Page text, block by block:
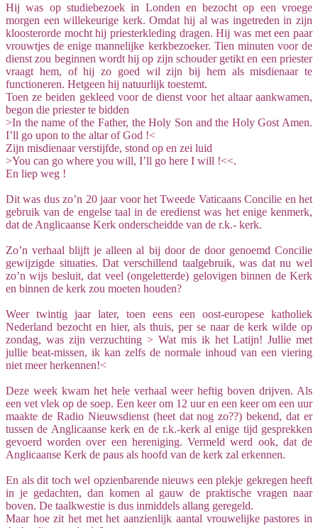
Hij was op studiebezoek in Londen en bezocht op een vroege
morgen een willekeurige kerk. Omdat hij al was ingetreden in zijn
kloosterorde mocht hij priesterkleding dragen. Hij was met een paar
vrouwtjes de enige mannelijke kerkbezoeker. Tien minuten voor de
dienst zou beginnen wordt hij op zijn schouder getikt en een priester
vraagt hem, of hij zo goed wil zijn bij hem als misdienaar te
functioneren. Hetgeen hij natuurlijk toestemt.
Toen ze beiden gekleed voor de dienst voor het altaar aankwamen,
begon die priester te bidden
>In the name of the Father, the Holy Son and the Holy Gost Amen.
I’ll go upon to the altar of God !<
Zijn misdienaar verstijfde, stond op en zei luid
>You can go where you will, I’ll go here I will !<<.
En liep weg !
Dit was dus zo’n 20 jaar voor het Tweede Vaticaans Concilie en het
gebruik van de engelse taal in de eredienst was het enige kenmerk,
dat de Anglicaanse Kerk onderscheidde van de r.k.- kerk.
Zo’n verhaal blijft je alleen al bij door de door genoemd Concilie
gewijzigde situaties. Dat verschillend taalgebruik, was dat nu wel
zo’n wijs besluit, dat veel (ongeletterde) gelovigen binnen de Kerk
en binnen de kerk zou moeten houden?
Weer twintig jaar later, toen eens een oost-europese katholiek
Nederland bezocht en hier, als thuis, per se naar de kerk wilde op
zondag, was zijn verzuchting > Wat mis ik het Latijn! Jullie met
jullie beat-missen, ik kan zelfs de normale inhoud van een viering
niet meer herkennen!<
Deze week kwam het hele verhaal weer heftig boven drijven. Als
een vet vlek op de soep. Een keer om 12 uur en een keer om een uur
maakte de Radio Nieuwsdienst (heet dat nog zo??) bekend, dat er
tussen de Anglicaanse kerk en de r.k.-kerk al enige tijd gesprekken
gevoerd worden over een hereniging. Vermeld werd ook, dat de
Anglicaanse Kerk de paus als hoofd van de kerk zal erkennen.
En als dit toch wel opzienbarende nieuws een plekje gekregen heeft
in je gedachten, dan komen al gauw de praktische vragen naar
boven. De taalkwestie is dus inmiddels allang geregeld.
Maar hoe zit het met het aanzienlijk aantal vrouwelijke pastores in